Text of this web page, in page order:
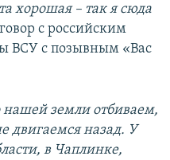
хорошая – так я сюда
с российским
ВСУ с позывным «Вас
нашей земли отбиваем,
двигаемся назад. У
в Чаплинке,